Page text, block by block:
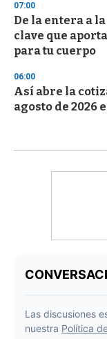
07:00
De la entera a
clave que
para tu cuerpo
06:00
Así abre la
agosto de 2026